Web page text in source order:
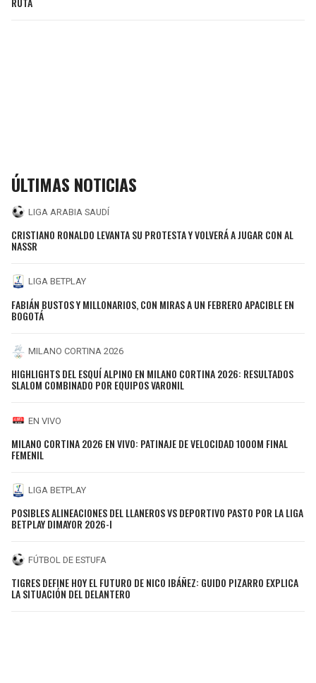
ÚLTIMAS NOTICIAS
LIGA ARABIA SAUDÍ
CRISTIANO RONALDO LEVANTA SU PROTESTA Y VOLVERÁ A JUGAR CON AL
NASSR
LIGA BETPLAY
FABIÁN BUSTOS Y MILLONARIOS, CON MIRAS A UN FEBRERO APACIBLE EN
BOGOTÁ
MILANO CORTINA 2026
HIGHLIGHTS DEL ESQUÍ ALPINO EN MILANO CORTINA 2026: RESULTADOS
SLALOM COMBINADO POR EQUIPOS VARONIL
EN VIVO
MILANO CORTINA 2026 EN VIVO: PATINAJE DE VELOCIDAD 1000M FINAL
FEMENIL
LIGA BETPLAY
POSIBLES ALINEACIONES DEL LLANEROS VS DEPORTIVO PASTO POR LA LIGA
BETPLAY DIMAYOR 2026-I
FÚTBOL DE ESTUFA
TIGRES DEFINE HOY EL FUTURO DE NICO IBÁÑEZ: GUIDO PIZARRO EXPLICA
LA SITUACIÓN DEL DELANTERO